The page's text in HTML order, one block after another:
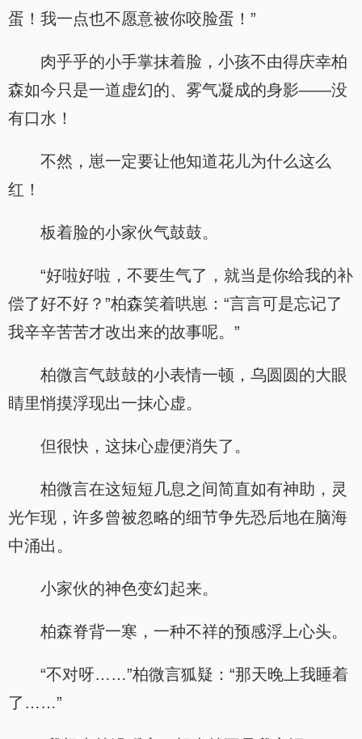
蛋！我一点也不愿意被你咬脸蛋！”
肉乎乎的小手掌抹着脸，小孩不由得庆幸柏
森如今只是一道虚幻的、雾气凝成的身影——没
有口水！
不然，崽一定要让他知道花儿为什么这么
红！
板着脸的小家伙气鼓鼓。
“好啦好啦，不要生气了，就当是你给我的补
偿了好不好？”柏森笑着哄崽：“言言可是忘记了
我辛辛苦苦才改出来的故事呢。”
柏微言气鼓鼓的小表情一顿，乌圆圆的大眼
睛里悄摸浮现出一抹心虚。
但很快，这抹心虚便消失了。
柏微言在这短短几息之间简直如有神助，灵
光乍现，许多曾被忽略的细节争先恐后地在脑海
中涌出。
小家伙的神色变幻起来。
柏森脊背一寒，一种不祥的预感浮上心头。
“不对呀……”柏微言狐疑：“那天晚上我睡着
了……”